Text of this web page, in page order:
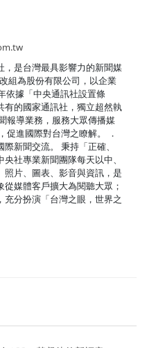
，是台灣最具影響力的新聞媒
組為股份有限公司，以企業
依據「中央通訊社設置條
有的國家通訊社，獨立超然執
報導業務，服務大眾傳播媒
促進國際對台灣之瞭解。 ．
新聞交流。 秉持「正確、
社專業新聞團隊每天以中、
片、圖表、影音與資訊，是
媒體客戶擴大為閱聽大眾；
分扮演「台灣之眼，世界之